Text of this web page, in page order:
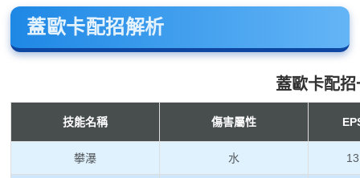
蓋歐卡配招解析
蓋歐卡配招
技能名稱 傷害屬性
攀瀑 水 13